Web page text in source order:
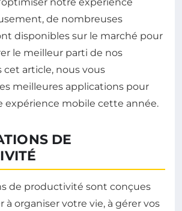
notre expérience
de nombreuses
disponibles sur le marché pour
le meilleur parti de nos
cet article, nous vous
meilleures applications pour
expérience mobile cette année.
DE
de productivité sont conçues
à organiser votre vie, à gérer vos